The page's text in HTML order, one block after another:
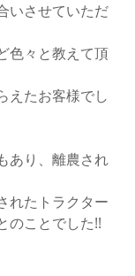
いさせていただ
色々と教えて頂
えたお客様でし
あり、離農され
れたトラクター
のことでした!!